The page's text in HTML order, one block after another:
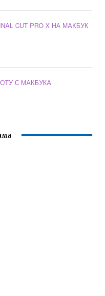
CUT PRO X НА МАКБУК
С МАКБУКА